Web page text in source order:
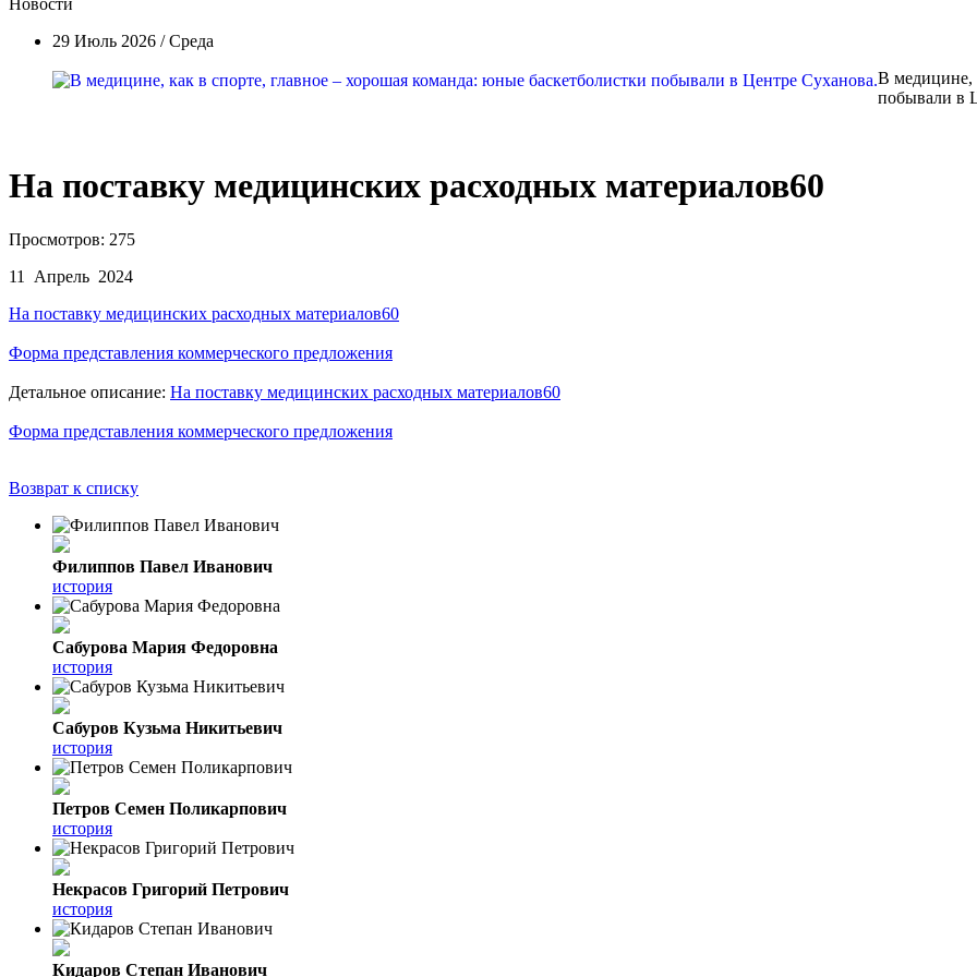
Новости
29 Июль 2026 / Среда
В медицине,
побывали в
На поставку медицинских расходных материалов60
Просмотров: 275
11 Апрель 2024
На поставку медицинских расходных материалов60
Форма представления коммерческого предложения
Детальное описание: На поставку медицинских расходных материалов60
Форма представления коммерческого предложения
Возврат к списку
Филиппов Павел Иванович
история
Сабурова Мария Федоровна
история
Сабуров Кузьма Никитьевич
история
Петров Семен Поликарпович
история
Некрасов Григорий Петрович
история
Кидаров Степан Иванович